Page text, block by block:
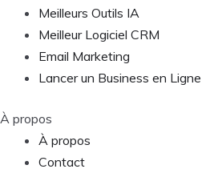
Meilleurs Outils IA
Meilleur Logiciel CRM
Email Marketing
Lancer un Business en Ligne
À propos
À propos
Contact